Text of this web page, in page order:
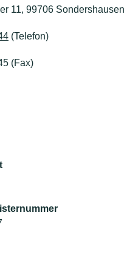
11, 99706 Sondershausen
(Telefon)
(Fax)